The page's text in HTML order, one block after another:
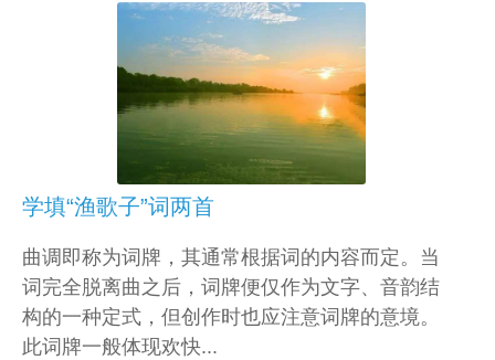
学填“渔歌子”词两首
曲调即称为词牌，其通常根据词的内容而定。当
词完全脱离曲之后，词牌便仅作为文字、音韵结
构的一种定式，但创作时也应注意词牌的意境。
此词牌一般体现欢快...